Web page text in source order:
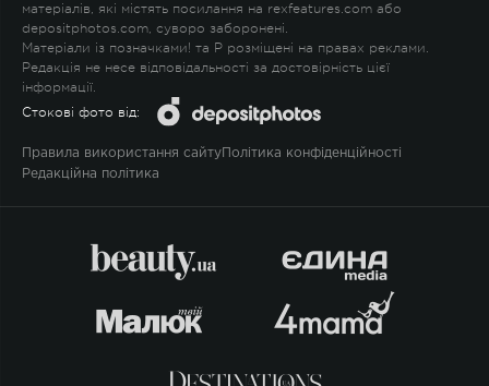
матеріалів, які містять посилання на rexfeatures.com або
depositphotos.com, суворо заборонені.
Матеріали із позначками! та P розміщені на правах реклами.
Редакція не несе відповідальності за достовірність цієї
інформації.
Стокові фото від:
Правила використання сайту Політика конфіденційності
Редакційна політика